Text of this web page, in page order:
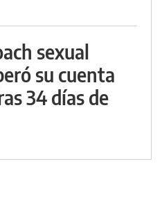
sexual
su cuenta
34 días de